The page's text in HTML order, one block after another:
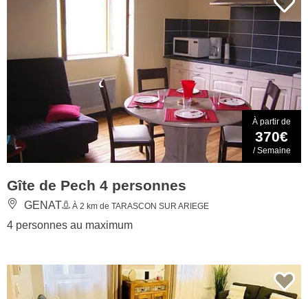
À partir de
370€
/ Semaine
Gîte de Pech 4 personnes
GENAT À 2 km de TARASCON SUR ARIEGE
4 personnes au maximum